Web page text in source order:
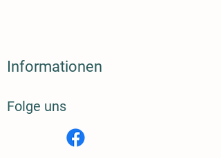
Informationen
Folge uns